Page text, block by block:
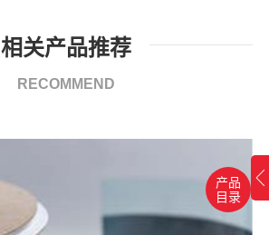
产品
目录
相关产品推荐
RECOMMEND